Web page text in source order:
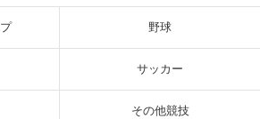
野球
サッカー
その他競技